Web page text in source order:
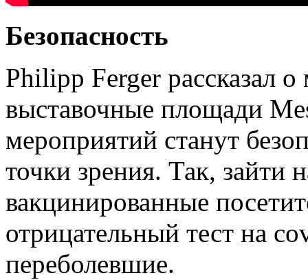
Безопасность
Philipp Ferger рассказал
выставочные площади
мероприятий станут
точки зрения. Так, зайти
вакцинированные
отрицательный тест на
переболевшие.